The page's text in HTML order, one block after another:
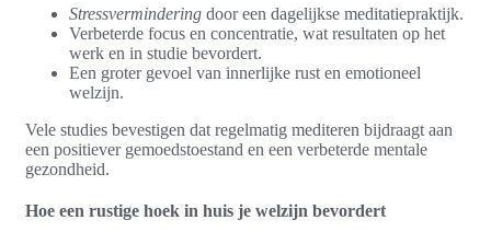
Stressvermindering door een dagelijkse meditatiepraktijk.
Verbeterde focus en concentratie, wat resultaten op het
werk en in studie bevordert.
Een groter gevoel van innerlijke rust en emotioneel
welzijn.
Vele studies bevestigen dat regelmatig mediteren bijdraagt aan
een positiever gemoedstoestand en een verbeterde mentale
gezondheid.
Hoe een rustige hoek in huis je welzijn bevordert